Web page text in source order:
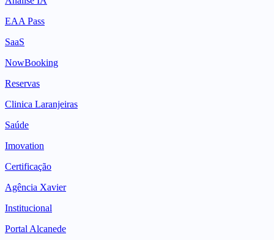
EAA Pass
SaaS
NowBooking
Reservas
Clinica Laranjeiras
Saúde
Imovation
Certificação
Agência Xavier
Institucional
Portal Alcanede